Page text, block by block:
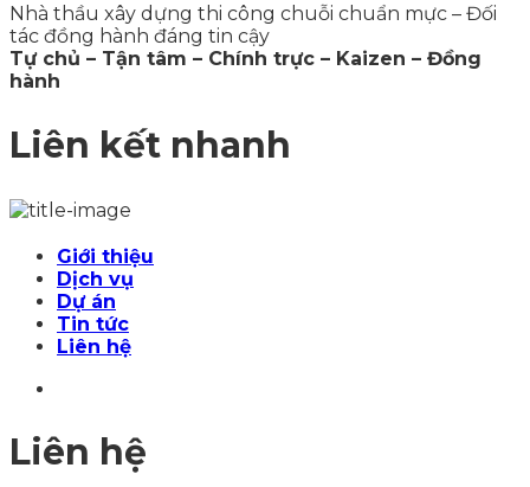
Nhà thầu xây dựng thi công chuỗi chuẩn mực – Đối
tác đồng hành đáng tin cậy
Tự chủ – Tận tâm – Chính trực – Kaizen – Đồng
hành
Liên kết nhanh
Giới thiệu
Dịch vụ
Dự án
Tin tức
Liên hệ
Liên hệ